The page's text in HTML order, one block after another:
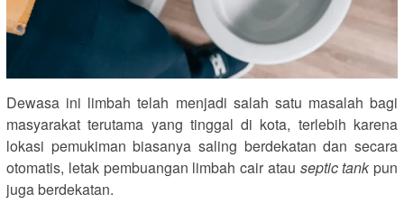
Dewasa ini limbah telah menjadi salah satu masalah bagi
masyarakat terutama yang tinggal di kota, terlebih karena
lokasi pemukiman biasanya saling berdekatan dan secara
otomatis, letak pembuangan limbah cair atau septic tankpun
juga berdekatan.